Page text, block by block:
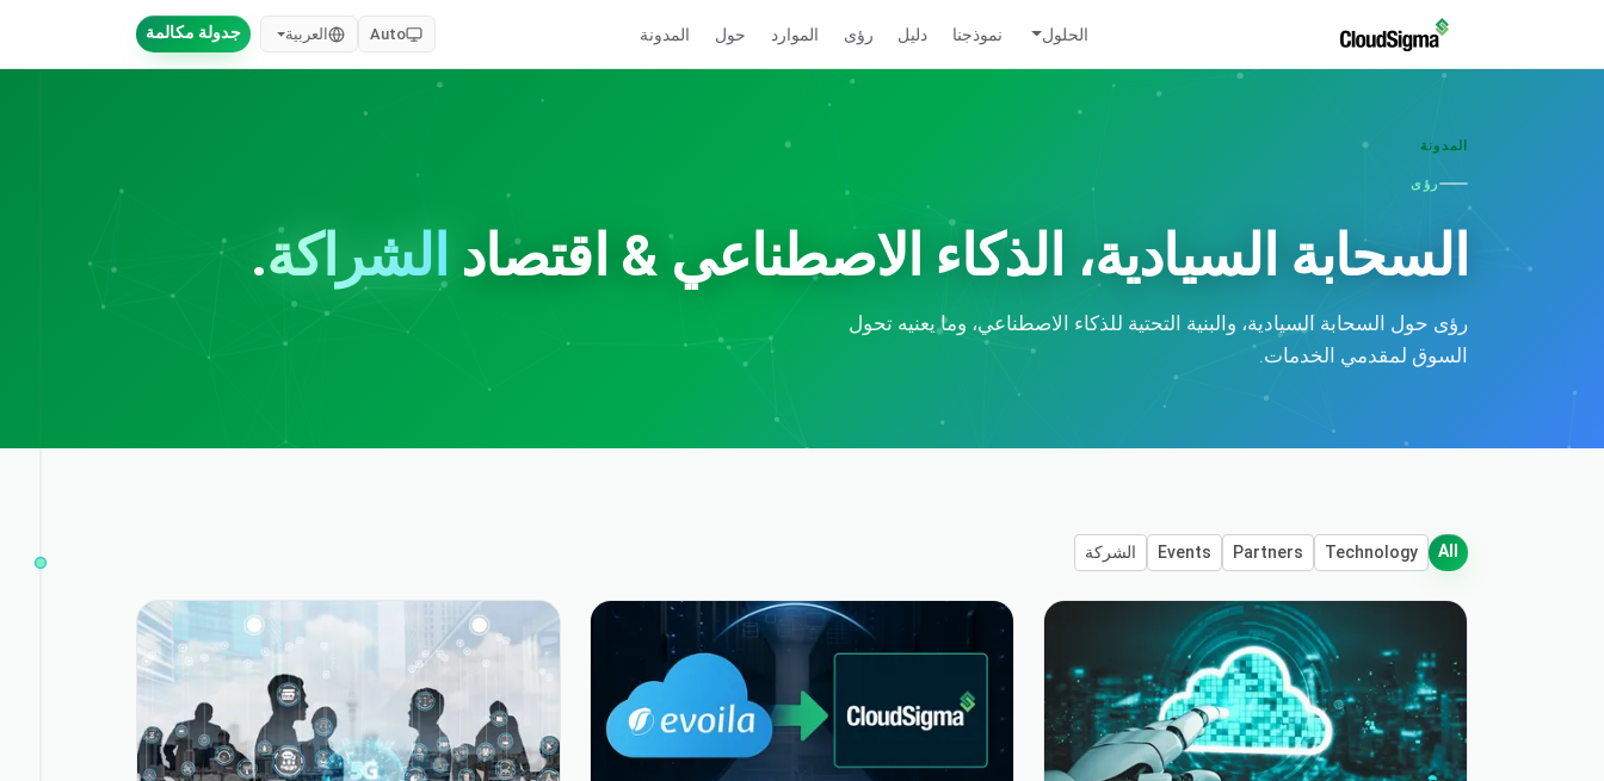
الحلول نموذجنا دليل رؤى الموارد حول المدونة Auto العربية جدولة مكالمة
المدونة
رؤى
السحابة السيادية، الذكاء الاصطناعي & اقتصاد الشراكة.
رؤى حول السحابة السيادية، والبنية التحتية للذكاء الاصطناعي، وما يعنيه تحول
السوق لمقدمي الخدمات.
All
Technology
Partners
Events الشركة